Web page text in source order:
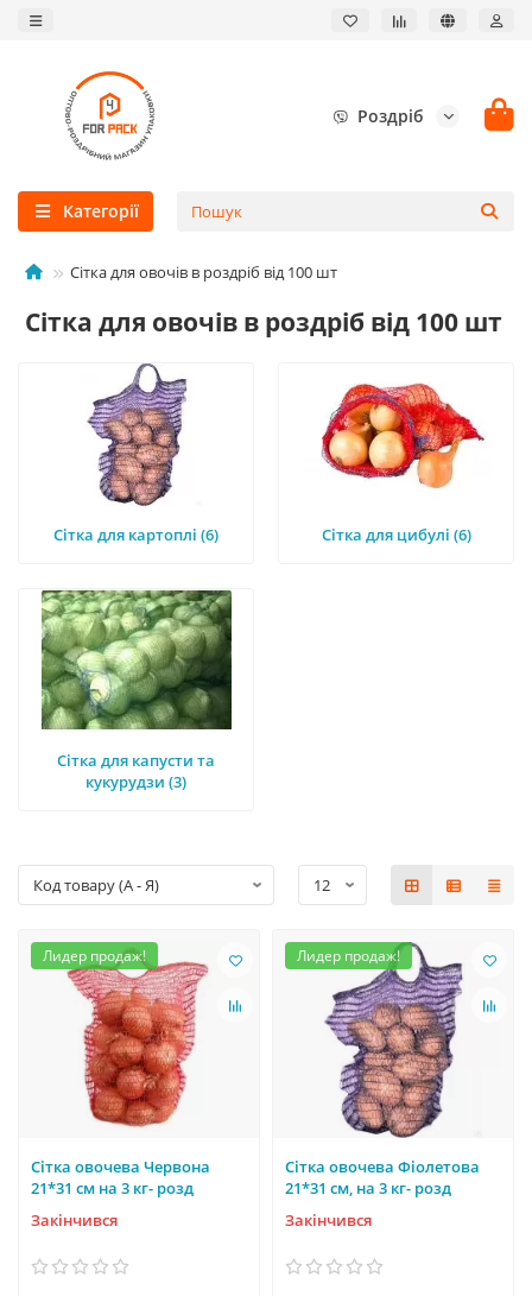
Роздріб
Категорії
Сітка для овочів в роздріб від 100 шт
Сітка для овочів в роздріб від 100 шт
Сітка для картоплі (6) Сітка для цибулі (6)
Сітка для капусти та
кукурудзи (3)
Лидер продаж!
Сітка овочева Червона
21*31 см на 3 кг- розд
Закінчився
Лидер продаж!
Сітка овочева Фіолетова
21*31 см, на 3 кг- розд
Закінчився